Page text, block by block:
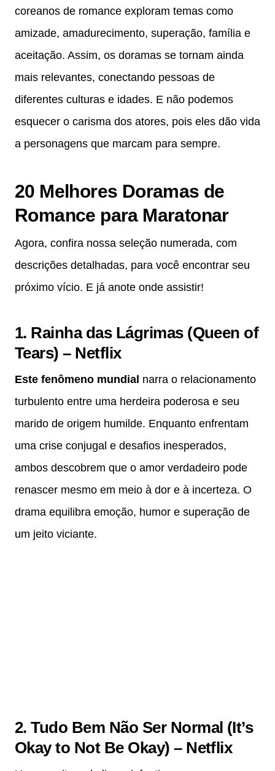
coreanos de romance exploram temas como
amizade, amadurecimento, superação, família e
aceitação. Assim, os doramas se tornam ainda
mais relevantes, conectando pessoas de
diferentes culturas e idades. E não podemos
esquecer o carisma dos atores, pois eles dão vida
a personagens que marcam para sempre.
20 Melhores Doramas de
Romance para Maratonar
Agora, confira nossa seleção numerada, com
descrições detalhadas, para você encontrar seu
próximo vício. E já anote onde assistir!
1. Rainha das Lágrimas (Queen of
Tears) – Netflix
Este fenômeno mundial narra o relacionamento
turbulento entre uma herdeira poderosa e seu
marido de origem humilde. Enquanto enfrentam
uma crise conjugal e desafios inesperados,
ambos descobrem que o amor verdadeiro pode
renascer mesmo em meio à dor e à incerteza. O
drama equilibra emoção, humor e superação de
um jeito viciante.
2. Tudo Bem Não Ser Normal (It’s
Okay to Not Be Okay) – Netflix